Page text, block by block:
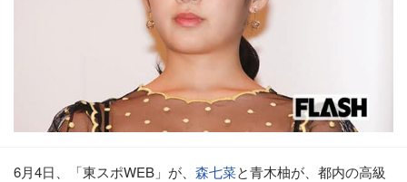
6月4日、「東スポWEB」が、 森七菜と青木柚が、都内の高級